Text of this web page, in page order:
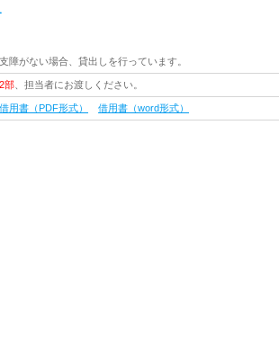
障がない場合、貸出しを行っています。
2部 、担当者にお渡しください。
借用書（PDF形式） 借用書（word形式）